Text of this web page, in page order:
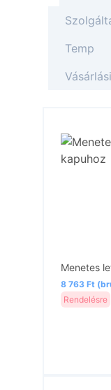
Temp
Menetes
8 763 Ft
Rendelésre